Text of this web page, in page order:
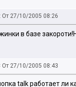
От 27/10/2005 08:26
в базе
От 27/10/2005 08:43
talk работает ли